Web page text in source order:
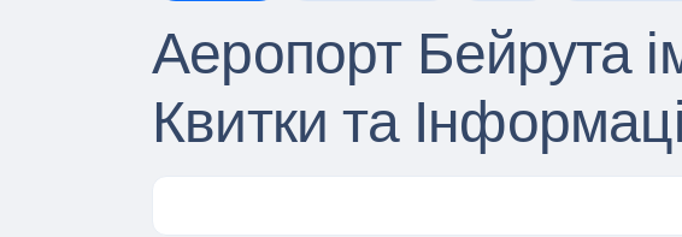
Аеропорт Бейрута
Квитки та